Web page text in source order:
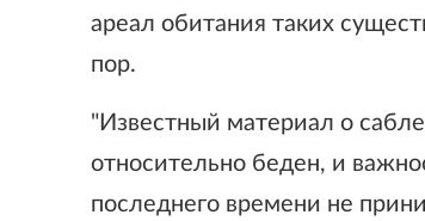
ареал обитания таких
пор.
"Известный материал о
относительно беден, и
последнего времени не